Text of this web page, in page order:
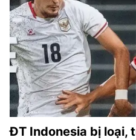
ĐT Indonesia bị loại,